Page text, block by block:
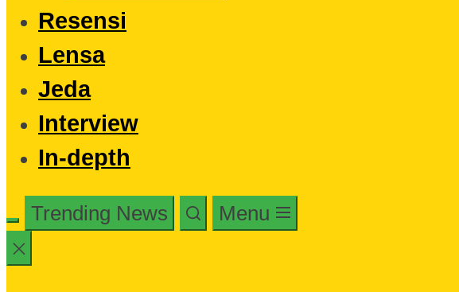
Resensi
Lensa
Jeda
Interview
In-depth
Trending News Menu